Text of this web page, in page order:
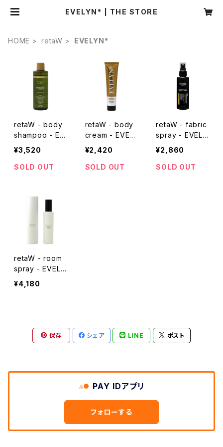
EVELYN* | THE STORE
HOME retaW EVELYN*
retaW - body
shampoo - EV
ELYN*
¥3,520
SOLD OUT
retaW - body
cream - EVEL
YN*
¥2,420
SOLD OUT
retaW - fabric
spray - EVELY
N*
¥2,860
SOLD OUT
retaW - room
spray - EVELY
N*
¥4,180
保存 シェア LINE ポスト
PAY IDアプリ
フォローする